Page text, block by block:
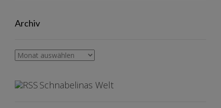
Archiv
Archiv
Schnabelinas Welt